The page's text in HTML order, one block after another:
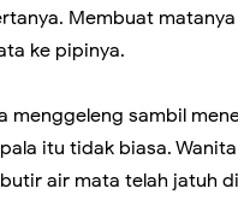
Membuat
ke pipinya.
menggeleng sambil
itu tidak biasa.
air mata telah jatuh